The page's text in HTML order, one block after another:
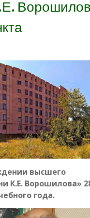
высшего
К.Е. Ворошилова»
года.